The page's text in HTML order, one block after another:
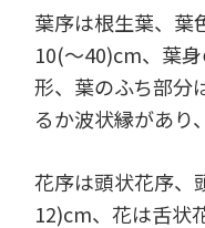
葉序は根生葉、葉
10(～40)cm、葉
形、葉のふち部分
るか波状縁があり
花序は頭状花序、
12)cm、花は舌状